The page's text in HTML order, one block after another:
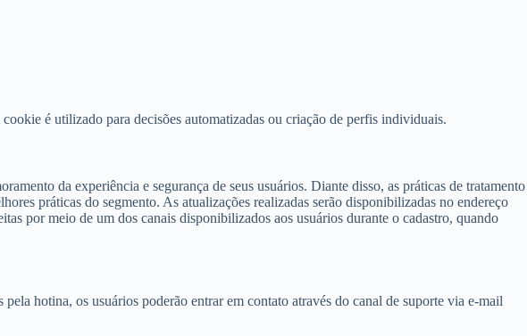
é utilizado para decisões automatizadas ou criação de perfis individuais.
da experiência e segurança de seus usuários. Diante disso, as práticas de tratamento
práticas do segmento. As atualizações realizadas serão disponibilizadas no endereço
por meio de um dos canais disponibilizados aos usuários durante o cadastro, quando
hotina, os usuários poderão entrar em contato através do canal de suporte via e-mail